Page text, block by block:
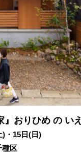
』おりひめ の いえ
)・15日(日)
区